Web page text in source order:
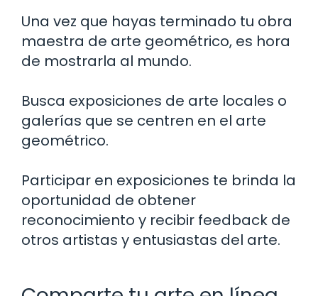
Una vez que hayas terminado tu obra
maestra de arte geométrico, es hora
de mostrarla al mundo.
Busca exposiciones de arte locales o
galerías que se centren en el arte
geométrico.
Participar en exposiciones te brinda la
oportunidad de obtener
reconocimiento y recibir feedback de
otros artistas y entusiastas del arte.